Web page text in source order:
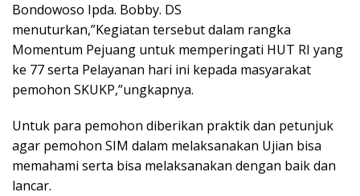
Bondowoso Ipda. Bobby. DS
menuturkan,”Kegiatan tersebut dalam rangka
Momentum Pejuang untuk memperingati HUT RI yang
ke 77 serta Pelayanan hari ini kepada masyarakat
pemohon SKUKP,”ungkapnya.
Untuk para pemohon diberikan praktik dan petunjuk
agar pemohon SIM dalam melaksanakan Ujian bisa
memahami serta bisa melaksanakan dengan baik dan
lancar.